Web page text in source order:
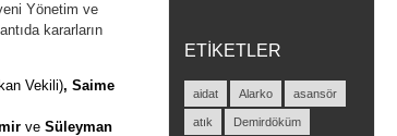
Yönetim ve
kararların
Vekili), Saime
ve Süleyman
ETIKETLER
aidat Alarko asansör
atık Demirdöküm